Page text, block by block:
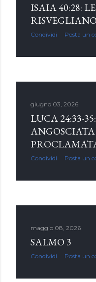
ISAIA 40:28:
Condividi Posta un
giugno 03, 2026
LUCA 24:33-
Condividi Posta un
maggio 08, 2026
SALMO 3
Condividi Posta un